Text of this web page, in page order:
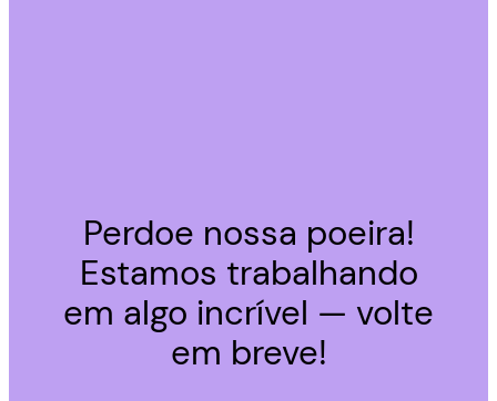
Perdoe nossa poeira!
Estamos trabalhando
em algo incrível — volte
em breve!